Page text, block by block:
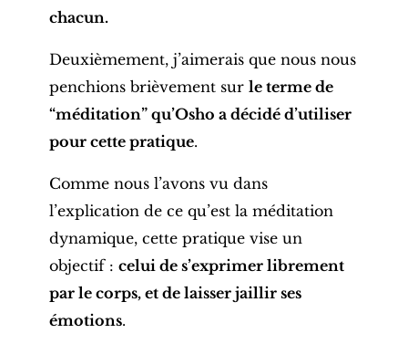
chacun.
Deuxièmement, j’aimerais que nous nous
penchions brièvement sur le terme de
“méditation” qu’Osho a décidé d’utiliser
pour cette pratique.
Comme nous l’avons vu dans
l’explication de ce qu’est la méditation
dynamique, cette pratique vise un
objectif : celui de s’exprimer librement
par le corps, et de laisser jaillir ses
émotions.